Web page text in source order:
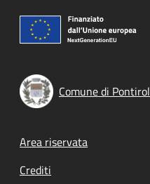
Comune di
Footer menu
Area riservata
Crediti